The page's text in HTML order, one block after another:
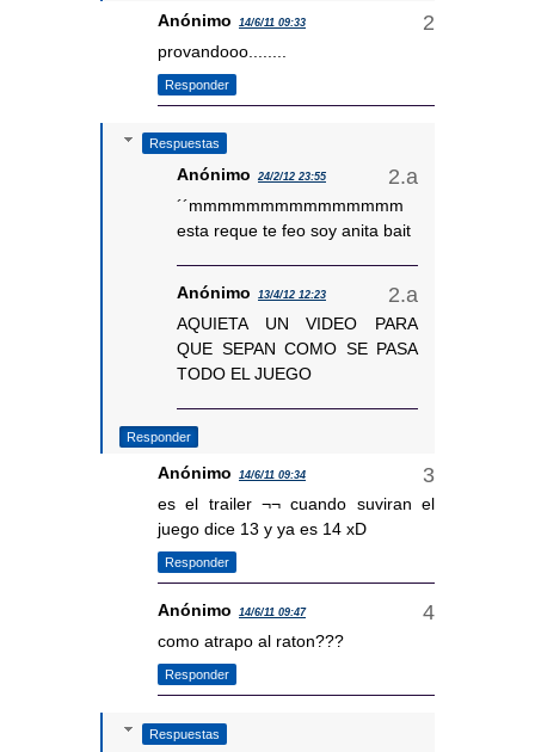
Anónimo 14/6/11 09:33
provandooo........
Responder
Respuestas
Anónimo 24/2/12 23:55
´´mmmmmmmmmmmmmmm
esta reque te feo soy anita bait
Anónimo 13/4/12 12:23
AQUIETA UN VIDEO PARA
QUE SEPAN COMO SE PASA
TODO EL JUEGO
Responder
Anónimo 14/6/11 09:34
es el trailer ¬¬ cuando suviran el
juego dice 13 y ya es 14 xD
Responder
Anónimo 14/6/11 09:47
como atrapo al raton???
Responder
Respuestas